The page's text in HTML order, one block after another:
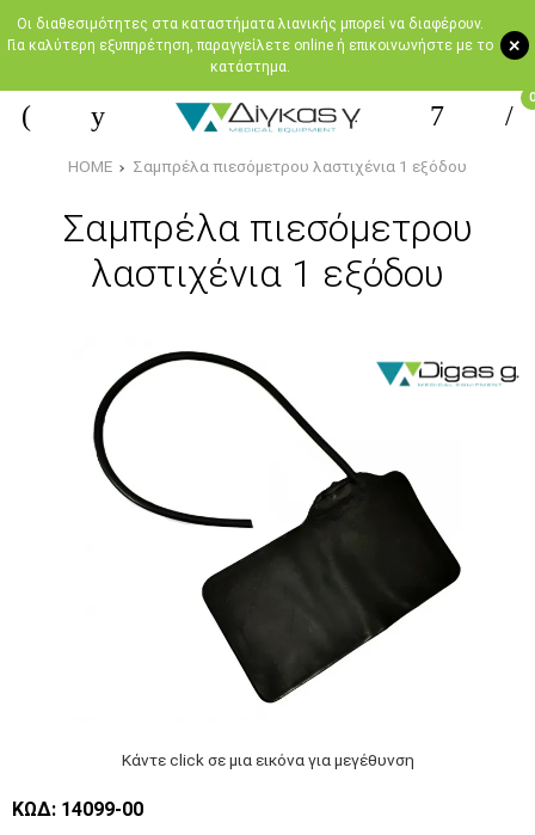
+
Oι διαθεσιμότητες στα καταστήματα λιανικής μπορεί να διαφέρουν.
Για καλύτερη εξυπηρέτηση, παραγγείλετε online ή επικοινωνήστε με το
κατάστημα.
0
HOME Σαμπρέλα πιεσόμετρου λαστιχένια 1 εξόδου
Σαμπρέλα πιεσόμετρου
λαστιχένια 1 εξόδου
Κάντε click σε μια εικόνα για μεγέθυνση
ΚΩΔ: 14099-00